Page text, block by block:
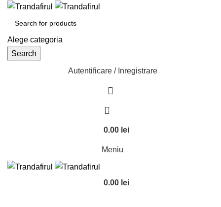
Alege categoria
Search
Autentificare / Inregistrare
0.00 lei
Meniu
0.00 lei